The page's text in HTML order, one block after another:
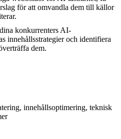
för att omvandla dem till källor
konkurrenters AI-
innehållsstrategier och identifiera
dem.
innehållsoptimering, teknisk